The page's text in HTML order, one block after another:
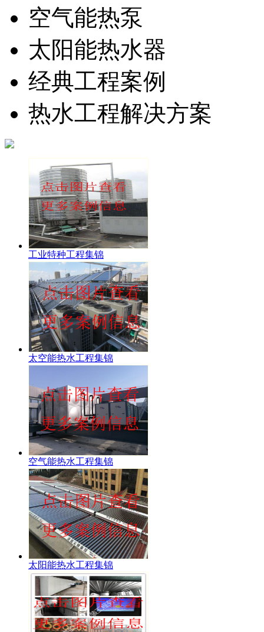
空气能热泵
太阳能热水器
经典工程案例
热水工程解决方案
工业特种工程集锦
太空能热水工程集锦
空气能热水工程集锦
太阳能热水工程集锦